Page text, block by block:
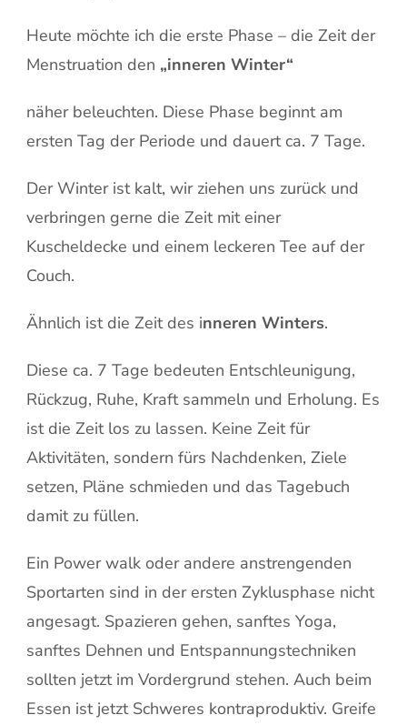
Heute möchte ich die erste Phase – die Zeit der
Menstruation den „inneren Winter“
näher beleuchten. Diese Phase beginnt am
ersten Tag der Periode und dauert ca. 7 Tage.
Der Winter ist kalt, wir ziehen uns zurück und
verbringen gerne die Zeit mit einer
Kuscheldecke und einem leckeren Tee auf der
Couch.
Ähnlich ist die Zeit des inneren Winters.
Diese ca. 7 Tage bedeuten Entschleunigung,
Rückzug, Ruhe, Kraft sammeln und Erholung. Es
ist die Zeit los zu lassen. Keine Zeit für
Aktivitäten, sondern fürs Nachdenken, Ziele
setzen, Pläne schmieden und das Tagebuch
damit zu füllen.
Ein Power walk oder andere anstrengenden
Sportarten sind in der ersten Zyklusphase nicht
angesagt. Spazieren gehen, sanftes Yoga,
sanftes Dehnen und Entspannungstechniken
sollten jetzt im Vordergrund stehen. Auch beim
Essen ist jetzt Schweres kontraproduktiv. Greife